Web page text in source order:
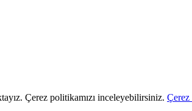
Çerez politikamızı inceleyebilirsiniz. Çerez